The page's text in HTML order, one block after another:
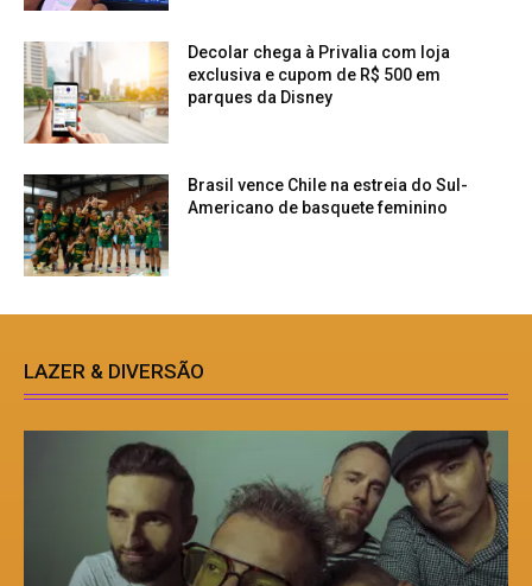
Decolar chega à Privalia com loja
exclusiva e cupom de R$ 500 em
parques da Disney
Brasil vence Chile na estreia do Sul-
Americano de basquete feminino
LAZER & DIVERSÃO